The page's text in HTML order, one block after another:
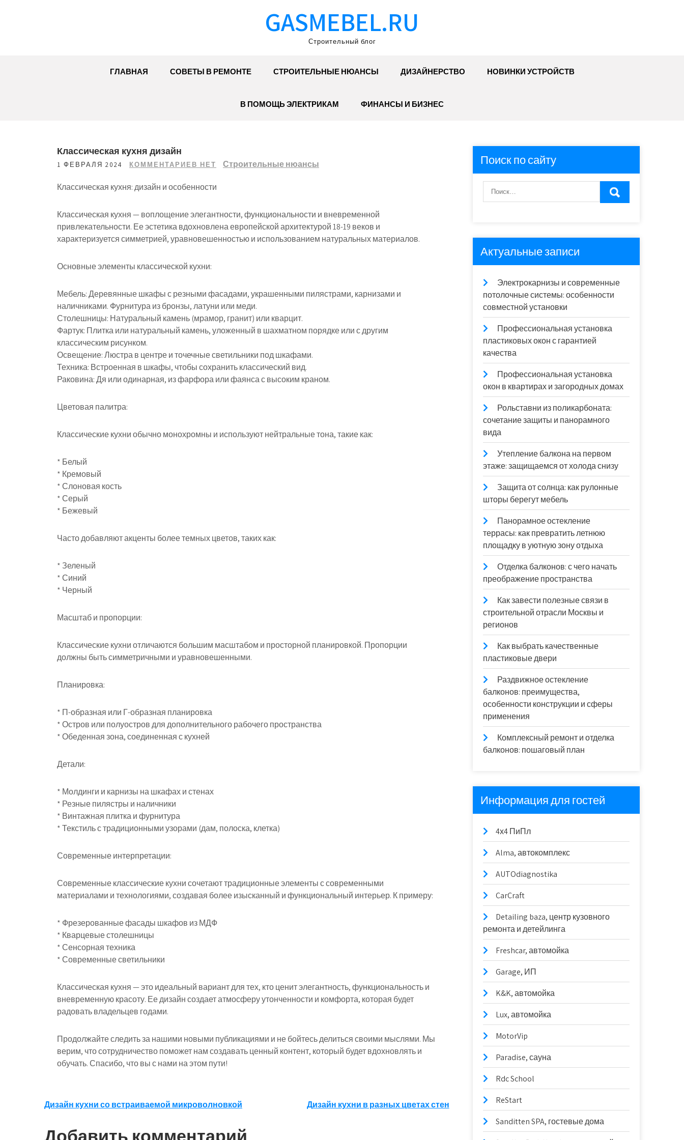
GASMEBEL.RU
Строительный блог
ГЛАВНАЯ СОВЕТЫ В РЕМОНТЕ СТРОИТЕЛЬНЫЕ НЮАНСЫ ДИЗАЙНЕРСТВО НОВИНКИ УСТРОЙСТВ
В ПОМОЩЬ ЭЛЕКТРИКАМ ФИНАНСЫ И БИЗНЕС
Классическая кухня дизайн
1 ФЕВРАЛЯ 2024 КОММЕНТАРИЕВ НЕТ Строительные нюансы
Классическая кухня: дизайн и особенности
Классическая кухня — воплощение элегантности, функциональности и вневременной
привлекательности. Ее эстетика вдохновлена европейской архитектурой 18-19 веков и
характеризуется симметрией, уравновешенностью и использованием натуральных материалов.
Основные элементы классической кухни:
Мебель: Деревянные шкафы с резными фасадами, украшенными пилястрами, карнизами и
наличниками. Фурнитура из бронзы, латуни или меди.
Столешницы: Натуральный камень (мрамор, гранит) или кварцит.
Фартук: Плитка или натуральный камень, уложенный в шахматном порядке или с другим
классическим рисунком.
Освещение: Люстра в центре и точечные светильники под шкафами.
Техника: Встроенная в шкафы, чтобы сохранить классический вид.
Раковина: Дя или одинарная, из фарфора или фаянса с высоким краном.
Цветовая палитра:
Классические кухни обычно монохромны и используют нейтральные тона, такие как:
* Белый
* Кремовый
* Слоновая кость
* Серый
* Бежевый
Часто добавляют акценты более темных цветов, таких как:
* Зеленый
* Синий
* Черный
Масштаб и пропорции:
Классические кухни отличаются большим масштабом и просторной планировкой. Пропорции
должны быть симметричными и уравновешенными.
Планировка:
* П-образная или Г-образная планировка
* Остров или полуостров для дополнительного рабочего пространства
* Обеденная зона, соединенная с кухней
Детали:
* Молдинги и карнизы на шкафах и стенах
* Резные пилястры и наличники
* Винтажная плитка и фурнитура
* Текстиль с традиционными узорами (дам, полоска, клетка)
Современные интерпретации:
Современные классические кухни сочетают традиционные элементы с современными
материалами и технологиями, создавая более изысканный и функциональный интерьер. К примеру:
* Фрезерованные фасады шкафов из МДФ
* Кварцевые столешницы
* Сенсорная техника
* Современные светильники
Классическая кухня — это идеальный вариант для тех, кто ценит элегантность, функциональность и
вневременную красоту. Ее дизайн создает атмосферу утонченности и комфорта, которая будет
радовать владельцев годами.
Продолжайте следить за нашими новыми публикациями и не бойтесь делиться своими мыслями. Мы
верим, что сотрудничество поможет нам создавать ценный контент, который будет вдохновлять и
обучать. Спасибо, что вы с нами на этом пути!
Навигация
по
Дизайн кухни со встраиваемой микроволновкой Дизайн кухни в разных цветах стен
Поиск по сайту
Актуальные записи
Электрокарнизы и современные
потолочные системы: особенности
совместной установки
Профессиональная установка
пластиковых окон с гарантией
качества
Профессиональная установка
окон в квартирах и загородных домах
Рольставни из поликарбоната:
сочетание защиты и панорамного
вида
Утепление балкона на первом
этаже: защищаемся от холода снизу
Защита от солнца: как рулонные
шторы берегут мебель
Панорамное остекление
террасы: как превратить летнюю
площадку в уютную зону отдыха
Отделка балконов: с чего начать
преображение пространства
Как завести полезные связи в
строительной отрасли Москвы и
регионов
Как выбрать качественные
пластиковые двери
Раздвижное остекление
балконов: преимущества,
особенности конструкции и сферы
применения
Комплексный ремонт и отделка
балконов: пошаговый план
Информация для гостей
4х4 ПиПл
Alma, автокомплекс
AUTOdiagnostika
CarCraft
Detailing baza, центр кузовного
ремонта и детейлинга
Freshcar, автомойка
Garage, ИП
K&K, автомойка
Lux, автомойка
MotorVip
Paradise, сауна
Rdc School
ReStart
Sanditten SPA, гостевые дома